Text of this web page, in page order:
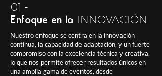
01 -
Enfoque en la INNOVACIÓN
Nuestro enfoque se centra en la innovación
continua, la capacidad de adaptación, y un fuerte
compromiso con la excelencia técnica y creativa,
lo que nos permite ofrecer resultados únicos en
una amplia gama de eventos, desde